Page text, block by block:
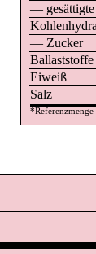
― gesättigte
― Zucker
Ballaststoffe
Eiweiß
Salz
*